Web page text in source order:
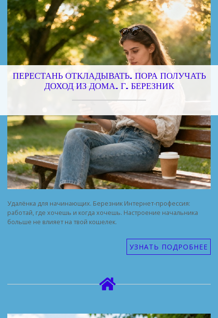
ПЕРЕСТАНЬ ОТКЛАДЫВАТЬ. ПОРА ПОЛУЧАТЬ
ДОХОД ИЗ ДОМА. Г. БЕРЕЗНИК
Удалёнка для начинающих. Березник Интернет-профессия:
работай, где хочешь и когда хочешь. Настроение начальника
больше не влияет на твой кошелек.
УЗНАТЬ ПОДРОБНЕЕ